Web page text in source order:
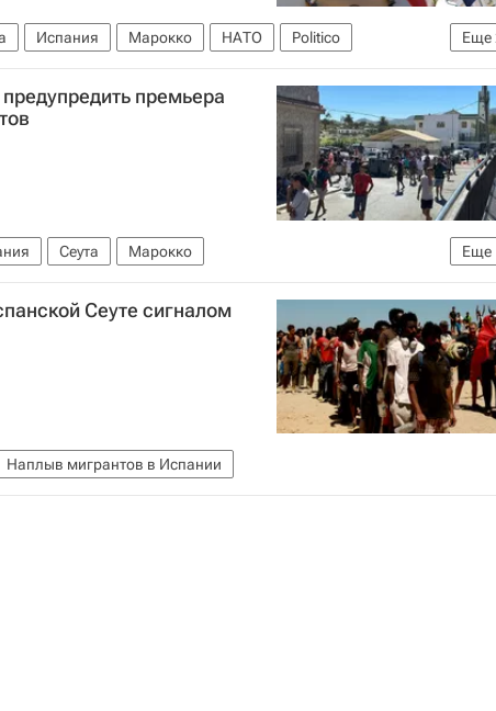
Еще
Испания Марокко НАТО
Politico
Испании
премьера
Еще
Сеута
Марокко
Сеуте сигналом
Наплыв мигрантов в Испании